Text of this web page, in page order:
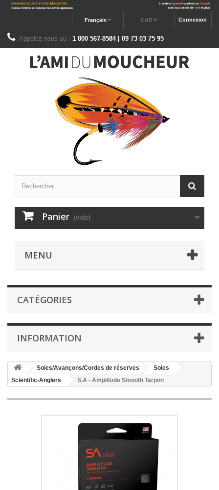
Connexion
CAD
Français
Appelez-nous au : 1 800 567-8584 | 09 73 03 75 95
Panier (vide)
MENU
CATÉGORIES
INFORMATION
Soies/Avançons/Cordes de réserves
Soies
Scientific-Anglers
S.A - Amplitude Smooth Tarpon